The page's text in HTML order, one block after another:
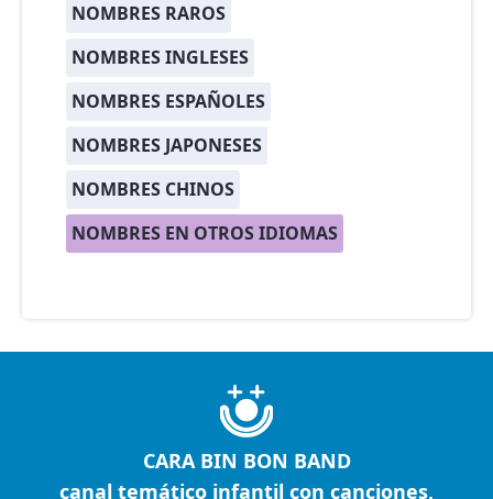
NOMBRES RAROS
NOMBRES INGLESES
NOMBRES ESPAÑOLES
NOMBRES JAPONESES
NOMBRES CHINOS
NOMBRES EN OTROS IDIOMAS
CARA BIN BON BAND
canal temático infantil con canciones,